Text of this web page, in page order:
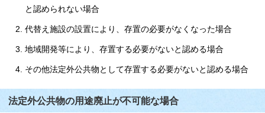
と認められない場合
代替え施設の設置により、存置の必要がなくなった場合
地域開発等により、存置する必要がないと認める場合
その他法定外公共物として存置する必要がないと認める場合
法定外公共物の用途廃止が不可能な場合